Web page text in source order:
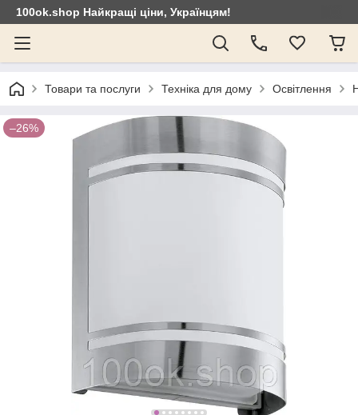
100ok.shop Найкращі ціни, Українцям!
Товари та послуги Техніка для дому Освітлення
–26%